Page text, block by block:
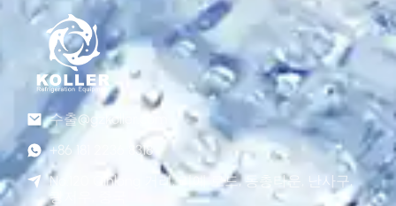
수출@gzkoller.com
+86 181 2236 8318
No.120 Qinlong 거리, 리예 로드, 동총타운, 난사구,
광저우, 중국